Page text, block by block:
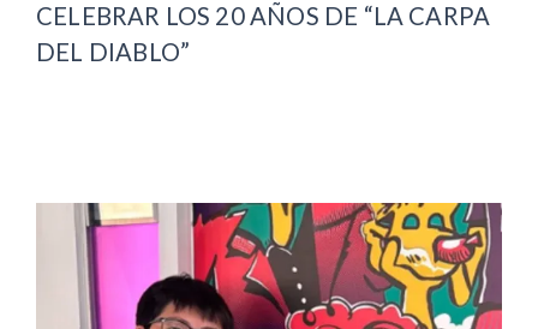
CELEBRAR LOS 20 AÑOS DE “LA CARPA
DEL DIABLO”